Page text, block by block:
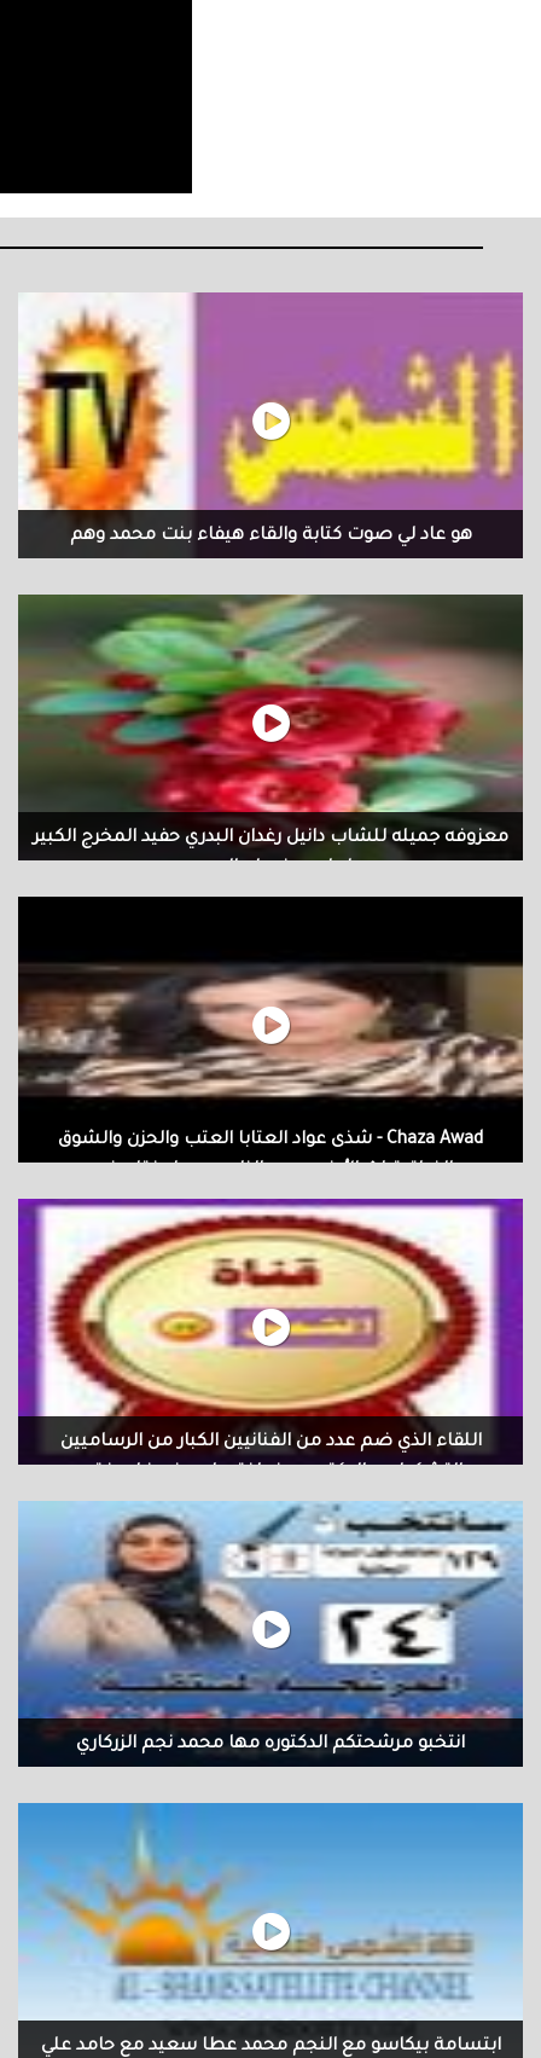
هو عاد لي صوت كتابة والقاء هيفاء بنت محمد وهم
معزوفه جميله للشاب دانيل رغدان البدري حفيد المخرج الكبير
Chaza Awad - شذى عواد العتابا العتب والحزن والشوق
Chaza Awad - شذى عواد العتابا العتب والحزن والشوق والفراق تراث
الأرض وروح الناس ، وما يختلج في الصدور من شجو رقيق لا تفسره
الدموع… إحساس أسلافنا.. الحزن الذي لا ينقضي.. والشجن الذي لا يشيخ
#عتابا #سورية #مصياف #العراق
اللقاء الذي ضم عدد من الفنانيين الكبار من الرساميين
اللقاء الذي ضم عدد من الفنانيين الكبار من الرساميين التشكيليين الدكتور
مهند اختصاص في فلسفة الاتصال البصري وعلي عبد الكريم رسام
وفنان تشكيلي وعمار الملا فنان تشكيلي والمطرب مؤيد حسن و هلا من
لبنان شاعره ومخرجة افلام وثائقيه والناشطه الاعلاميه الخلوقه عدويه
وزعت الزهور والهدايا كان احتفاء من اجمل الاحتفاءات
انتخبو مرشحتكم الدكتوره مها محمد نجم الزركاري
ابتسامة بيكاسو مع النجم محمد عطا سعيد مع حامد علي